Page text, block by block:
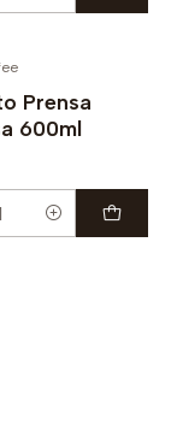
Prensa
600ml